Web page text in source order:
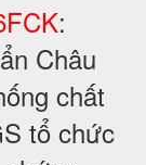
:
Châu
chất
tổ chức